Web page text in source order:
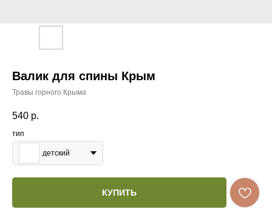
Валик для спины Крым
Травы горного Крыма
540 р.
тип
детский
КУПИТЬ